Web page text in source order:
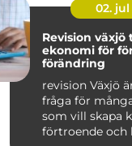
02. jul
Revision växjö trygg
ekonomi för
förändring
revision Växjö
fråga för
som vill skapa
förtroende och